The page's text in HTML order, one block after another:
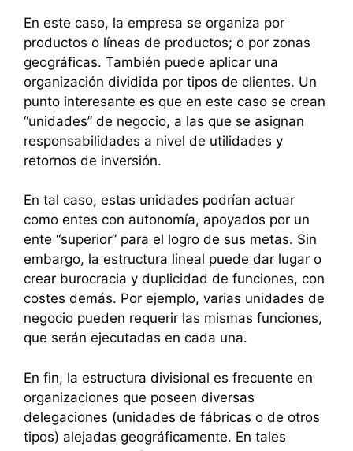
En este caso, la empresa se organiza por
productos o líneas de productos; o por zonas
geográficas. También puede aplicar una
organización dividida por tipos de clientes. Un
punto interesante es que en este caso se crean
“unidades” de negocio, a las que se asignan
responsabilidades a nivel de utilidades y
retornos de inversión.
En tal caso, estas unidades podrían actuar
como entes con autonomía, apoyados por un
ente “superior” para el logro de sus metas. Sin
embargo, la estructura lineal puede dar lugar o
crear burocracia y duplicidad de funciones, con
costes demás. Por ejemplo, varias unidades de
negocio pueden requerir las mismas funciones,
que serán ejecutadas en cada una.
En fin, la estructura divisional es frecuente en
organizaciones que poseen diversas
delegaciones (unidades de fábricas o de otros
tipos) alejadas geográficamente. En tales